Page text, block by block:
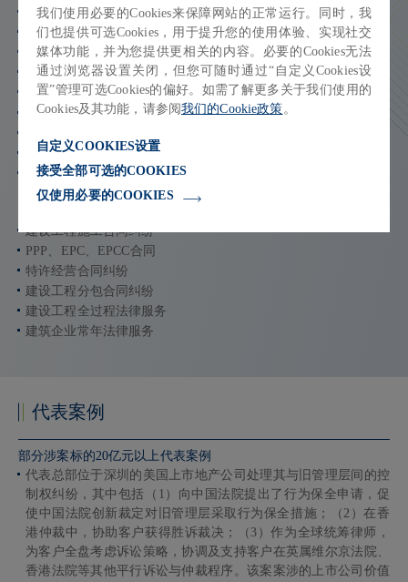
房地产所有权及控制权纠纷
租赁合同纠纷
酒店管理协议纠纷
房地产融资、借贷纠纷
房地产企业破产重整纠纷
房地产商标行政诉讼
房地产并购
房地产资产和股权收购、回购、转让纠纷
建筑工程领域服务内容
建设工程施工合同纠纷
PPP、EPC、EPCC合同
特许经营合同纠纷
建设工程分包合同纠纷
建设工程全过程法律服务
建筑企业常年法律服务
代表案例
部分涉案标的20亿元以上代表案例
代表总部位于深圳的美国上市地产公司处理其与旧管理层间的控
制权纠纷，其中包括（1）向中国法院提出了行为保全申请，促
使中国法院创新裁定对旧管理层采取行为保全措施；（2）在香
港仲裁中，协助客户获得胜诉裁决；（3）作为全球统筹律师，
为客户全盘考虑诉讼策略，协调及支持客户在英属维尔京法院、
香港法院等其他平行诉讼与仲裁程序。该案案涉的上市公司价值
我们使用必要的Cookies来保障网站的正常运行。同时，我
们也提供可选Cookies，用于提升您的使用体验、实现社交
媒体功能，并为您提供更相关的内容。必要的Cookies无法
通过浏览器设置关闭，但您可随时通过“自定义Cookies设
置”管理可选Cookies的偏好。如需了解更多关于我们使用的
Cookies及其功能，请参阅我们的Cookie政策 。
自定义COOKIES设置
接受全部可选的COOKIES
仅使用必要的COOKIES